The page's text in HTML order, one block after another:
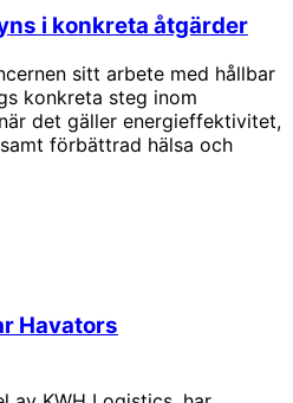
i konkreta åtgärder
sitt arbete med hållbar
konkreta steg inom
det gäller energieffektivitet,
förbättrad hälsa och
Havators